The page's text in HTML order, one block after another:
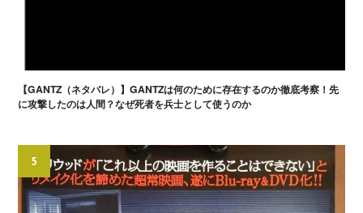
【GANTZ（ネタバレ）】GANTZは何のために存在するのか徹底考察！先
に攻撃したのは人間？なぜ死者を兵士として使うのか
5